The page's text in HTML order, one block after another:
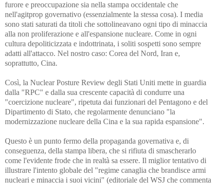
furore e preoccupazione sia nella stampa occidentale che
nell'agitprop governativo (essenzialmente la stessa cosa). I media
sono stati saturati da titoli che sottolineavano ogni tipo di minaccia
alla non proliferazione e all'espansione nucleare. Come in ogni
cultura depoliticizzata e indottrinata, i soliti sospetti sono sempre
adatti all'attacco. Nel nostro caso: Corea del Nord, Iran e,
soprattutto, Cina.
Così, la Nuclear Posture Review degli Stati Uniti mette in guardia
dalla "RPC" e dalla sua crescente capacità di condurre una
"coercizione nucleare", ripetuta dai funzionari del Pentagono e del
Dipartimento di Stato, che regolarmente denunciano "la
modernizzazione nucleare della Cina e la sua rapida espansione".
Questo è un punto fermo della propaganda governativa e, di
conseguenza, della stampa libera, che si rifiuta di smascherarlo
come l'evidente frode che in realtà sa essere. Il miglior tentativo di
illustrare l'intento globale del "regime canaglia che brandisce armi
nucleari e minaccia i suoi vicini" (editoriale del WSJ che commenta